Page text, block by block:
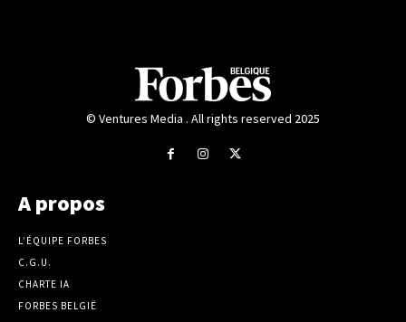
© Ventures Media . All rights reserved 2025
A propos
L’ÉQUIPE FORBES
C.G.U.
CHARTE IA
FORBES BELGIË